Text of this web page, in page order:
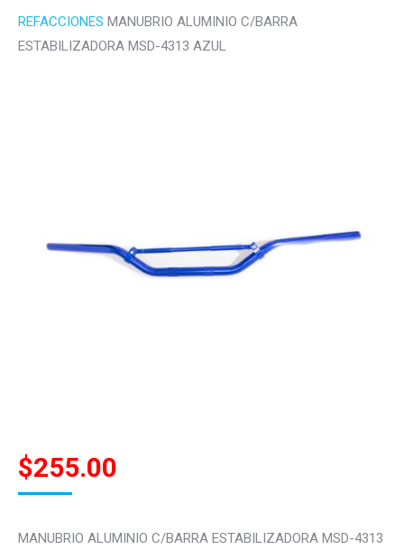
REFACCIONES MANUBRIO ALUMINIO C/BARRA
ESTABILIZADORA MSD-4313 AZUL
$255.00
MANUBRIO ALUMINIO C/BARRA ESTABILIZADORA MSD-4313